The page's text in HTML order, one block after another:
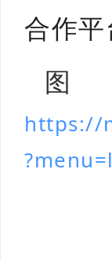
合作平
https://